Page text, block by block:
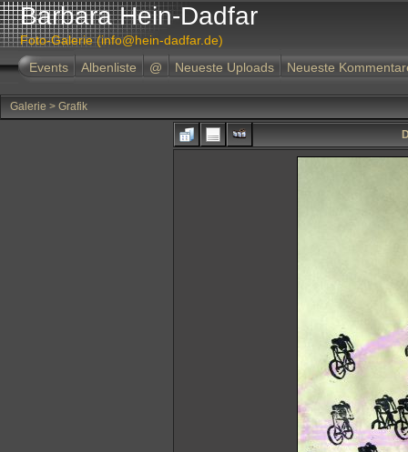
Barbara Hein-Dadfar
Foto-Galerie (info@hein-dadfar.de)
Events
Albenliste @ Neueste Uploads Neueste
Galerie > Grafik